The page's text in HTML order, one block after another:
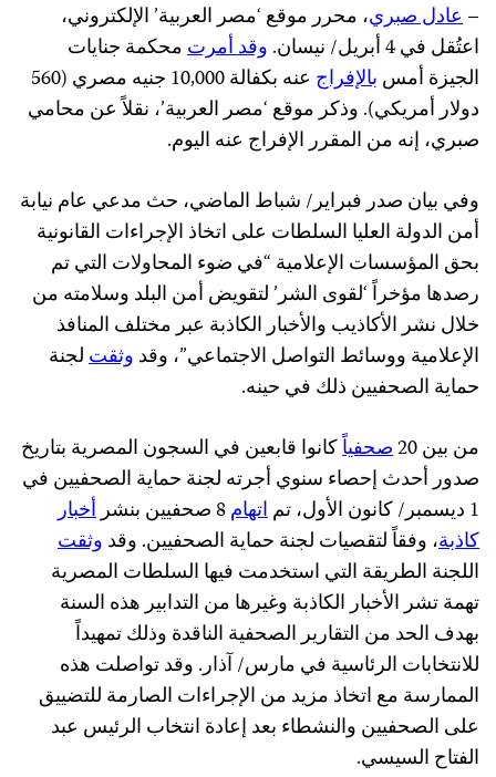
–عادل صبري، محرر موقع ‘مصر العربية’ الإلكتروني،
اعتُقل في 4 أبريل/ نيسان.
وقد أمرتمحكمة جنايات
الجيزة أمس بالإفراج
عنه بكفالة 10,000 جنيه مصري (560
دولار أمريكي). وذكر موقع ‘مصر العربية’، نقلاً عن محامي
صبري، إنه من المقرر الإفراج عنه اليوم.
وفي بيان صدر فبراير/ شباط الماضي، حث مدعي عام نيابة
أمن الدولة العليا السلطات على اتخاذ الإجراءات القانونية
بحق المؤسسات الإعلامية “في ضوء المحاولات التي تم
رصدها مؤخراً ‘لقوى الشر’ لتقويض أمن البلد وسلامته من
خلال نشر الأكاذيب والأخبار الكاذبة عبر مختلف المنافذ
الإعلامية ووسائط التواصل الاجتماعي”، وقد وثقتلجنة
حماية الصحفيين ذلك في حينه.
من بين 20
صحفياًكانوا قابعين في السجون المصرية بتاريخ
صدور أحدث إحصاء سنوي أجرته لجنة حماية الصحفيين في
1 ديسمبر/ كانون الأول، تم
اتهام
أخبار
كاذبة، وفقاً لتقصيات لجنة حماية الصحفيين. وقد وثقت
اللجنة الطريقة التي استخدمت فيها السلطات المصرية
تهمة تشر الأخبار الكاذبة وغيرها من التدابير هذه السنة
بهدف الحد من التقارير الصحفية الناقدة وذلك تمهيداً
للانتخابات الرئاسية في مارس/ آذار. وقد تواصلت هذه
الممارسة مع اتخاذ مزيد من الإجراءات الصارمة للتضييق
على الصحفيين والنشطاء بعد إعادة انتخاب الرئيس عبد
الفتاح السيسي.